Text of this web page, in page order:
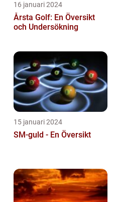
16 januari 2024
Årsta Golf: En Översikt
och Undersökning
15 januari 2024
SM-guld - En Översikt